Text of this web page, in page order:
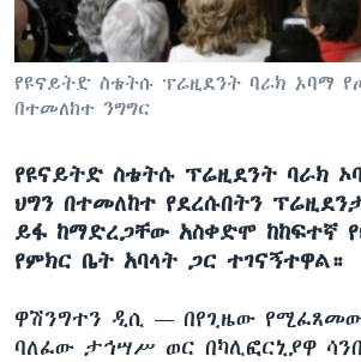
ቋንቋዎች
የዩናይትድ ስቴትሱ ፕሬዚደንት ባራክ ኦባማ
በተመለከተ ንግግር
የዩናይትድ ስቴትሱ ፕሬዚደንት ባራክ
ህግን በተመለከተ የደረሱበትን
ይፋ ከማድረጋቸው አስቀድሞ ከከፍተኛ
የምክር ቤት አባላት ጋር ተገናኝተዋል።
ዋሽንግተን ዲሲ — በየጊዜው
ባለፈው ታኅሣሥ ወር በካሊፎርኒያዋ